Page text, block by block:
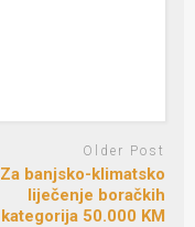
Older Post
Za banjsko-klimatsko
liječenje boračkih
kategorija 50.000 KM